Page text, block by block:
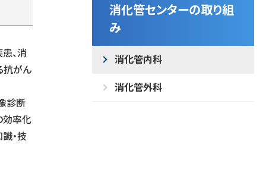
、消
抗がん
診断
効率化
・技
消化管センターの取り組
み
消化管内科
消化管外科